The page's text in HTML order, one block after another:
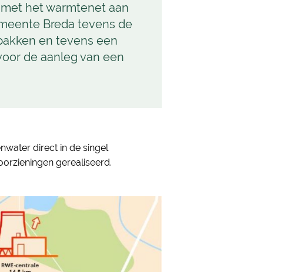
het warmtenet aan
Breda tevens de
en tevens een
de aanleg van een
direct in de singel
gerealiseerd.